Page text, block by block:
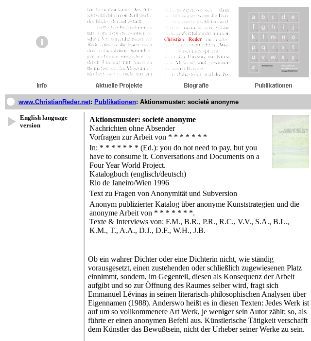
www.ChristianReder.net: Publikationen: Aktionsmuster: societé anonyme
English language
version
Aktionsmuster: societé anonyme
Nachrichten ohne Absender
Vorfragen zur Arbeit von * * * * * * *
In: * * * * * * * (Ed.): you do not need to pay, but you
have to consume it. Conversations and Documents on a
Four Year World Project.
Katalogbuch (englisch/deutsch)
Rio de Janeiro/Wien 1996
Text zu Fragen von Anonymität und Subversion
Anonym publizierter Katalog über anonyme Kunststrategien und die
anonyme Arbeit von * * * * * * *.
Texte & Interviews von: F.M., B.R., P.R., R.C., V.V., S.A., B.L.,
K.M., T., A.A., D.J., D.F., W.H., J.B.
Ob ein wahrer Dichter oder eine Dichterin nicht, wie ständig
vorausgesetzt, einen zustehenden oder schließlich zugewiesenen Platz
einnimmt, sondern, im Gegenteil, diesen als Konsequenz der Arbeit
aufgibt und so zur Öffnung des Raumes selber wird, fragt sich
Emmanuel Lévinas in seinen literarisch-philosophischen Analysen über
Eigennamen (1988). Anderswo heißt es in diesen Texten: Jedes Werk ist
auf um so vollkommenere Art Werk, je weniger sein Autor zählt; so, als
führte er einen anonymen Befehl aus. Künstlerische Tätigkeit verschafft
dem Künstler das Bewußtsein, nicht der Urheber seiner Werke zu sein.